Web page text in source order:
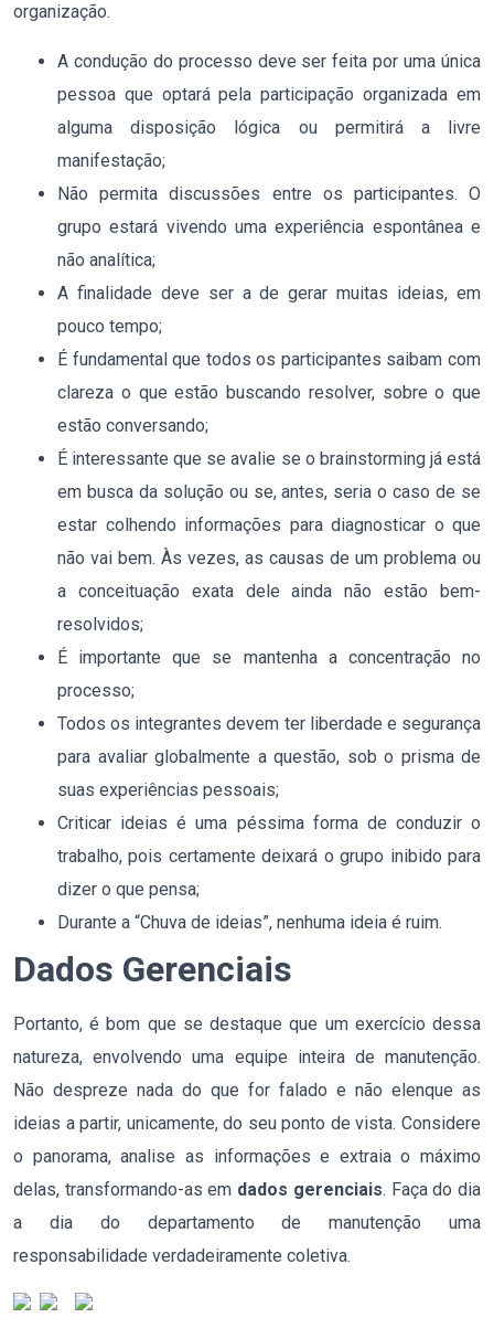
organização.
A condução do processo deve ser feita por uma única
pessoa que optará pela participação organizada em
alguma disposição lógica ou permitirá a livre
manifestação;
Não permita discussões entre os participantes. O
grupo estará vivendo uma experiência espontânea e
não analítica;
A finalidade deve ser a de gerar muitas ideias, em
pouco tempo;
É fundamental que todos os participantes saibam com
clareza o que estão buscando resolver, sobre o que
estão conversando;
É interessante que se avalie se o brainstorming já está
em busca da solução ou se, antes, seria o caso de se
estar colhendo informações para diagnosticar o que
não vai bem. Às vezes, as causas de um problema ou
a conceituação exata dele ainda não estão bem-
resolvidos;
É importante que se mantenha a concentração no
processo;
Todos os integrantes devem ter liberdade e segurança
para avaliar globalmente a questão, sob o prisma de
suas experiências pessoais;
Criticar ideias é uma péssima forma de conduzir o
trabalho, pois certamente deixará o grupo inibido para
dizer o que pensa;
Durante a “Chuva de ideias”, nenhuma ideia é ruim.
Dados Gerenciais
Portanto, é bom que se destaque que um exercício dessa
natureza, envolvendo uma equipe inteira de manutenção.
Não despreze nada do que for falado e não elenque as
ideias a partir, unicamente, do seu ponto de vista. Considere
o panorama, analise as informações e extraia o máximo
delas, transformando-as em dados gerenciais. Faça do dia
a dia do departamento de manutenção uma
responsabilidade verdadeiramente coletiva.